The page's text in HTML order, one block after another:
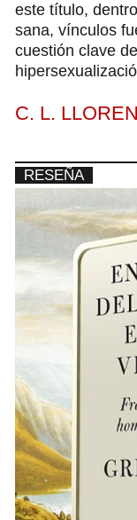
este título,
sana, vínculos
cuestión clave
C. L.
RESEÑA